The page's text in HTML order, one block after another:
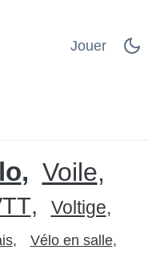
Jouer
Voile
Voltige
Vélo en salle